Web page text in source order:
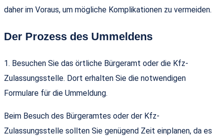
daher im Voraus, um mögliche Komplikationen zu vermeiden.
Der Prozess des Ummeldens
1. Besuchen Sie das örtliche Bürgeramt oder die Kfz-
Zulassungsstelle. Dort erhalten Sie die notwendigen
Formulare für die Ummeldung.
Beim Besuch des Bürgeramtes oder der Kfz-
Zulassungsstelle sollten Sie genügend Zeit einplanen, da es